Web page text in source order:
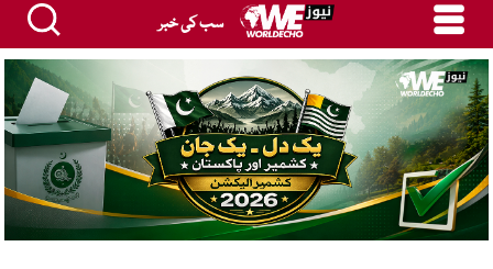
سب کی خبر